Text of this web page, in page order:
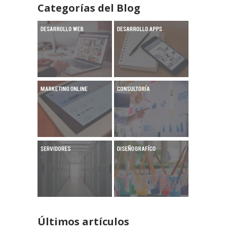
Categorías del Blog
Últimos artículos